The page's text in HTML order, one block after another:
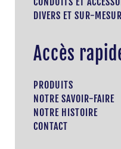
DIVERS ET SUR-
Accès
PRODUITS
NOTRE SAVOIR-FAIRE
NOTRE HISTOIRE
CONTACT